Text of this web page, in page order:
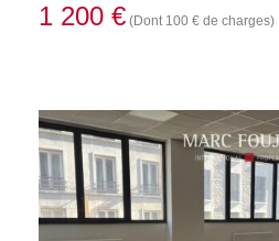
1 200 € (Dont 100 € de charges)